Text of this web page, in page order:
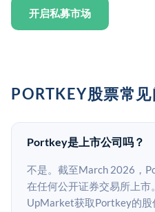
开启私募市场
PORTKEY股票常
Portkey是上市公司吗？
不是。截至March 2026，
在任何公开证券交易所上市
UpMarket获取Portkey的